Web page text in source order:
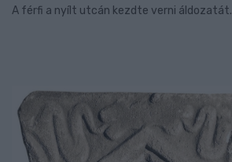
A férfi a nyílt utcán kezdte verni áldozatát.